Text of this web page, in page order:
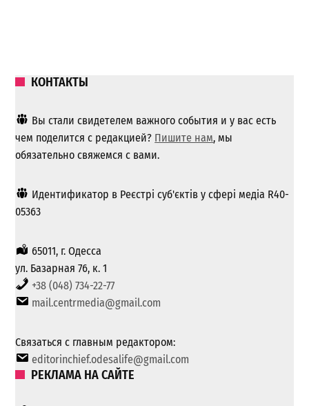
КОНТАКТЫ
Вы стали свидетелем важного события и у вас есть
чем поделится с редакцией? Пишите нам, мы
обязательно свяжемся с вами.
Идентификатор в Реєстрі суб'єктів у сфері медіа R40-
05363
65011, г. Одесса
ул. Базарная 76, к. 1
+38 (048) 734-22-77
mail.centrmedia@gmail.com
Связаться с главным редактором:
editorinchief.odesalife@gmail.com
РЕКЛАМА НА САЙТЕ